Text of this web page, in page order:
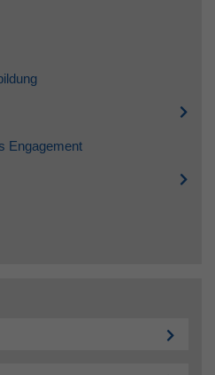
Engagement